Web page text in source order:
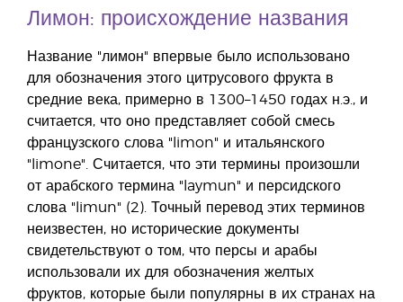
Лимон: происхождение названия
Название "лимон" впервые было использовано
для обозначения этого цитрусового фрукта в
средние века, примерно в 1300–1450 годах н.э., и
считается, что оно представляет собой смесь
французского слова "limon" и итальянского
"limone". Считается, что эти термины произошли
от арабского термина "laymun" и персидского
слова "limun" (2). Точный перевод этих терминов
неизвестен, но исторические документы
свидетельствуют о том, что персы и арабы
использовали их для обозначения желтых
фруктов, которые были популярны в их странах на